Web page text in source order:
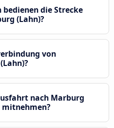
die Strecke
(Lahn)?
von
nach Marburg
mitnehmen?